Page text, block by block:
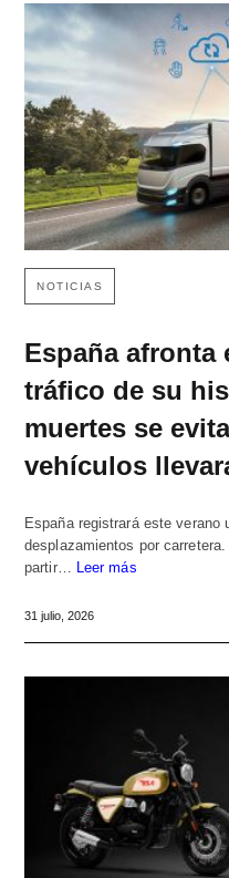
NOTICIAS
España afronta
tráfico de su
muertes se
vehículos
España registrará este verano
desplazamientos por
partir… Leer más
31 julio, 2026